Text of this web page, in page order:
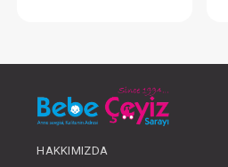
OLUNUZ
HAKKIMIZDA